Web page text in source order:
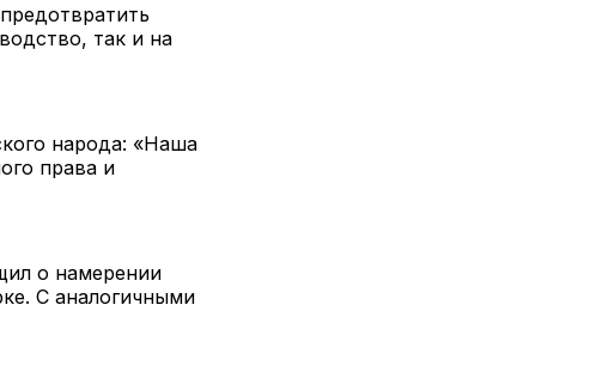
так и на
народа: «Наша
права и
о намерении
С аналогичными